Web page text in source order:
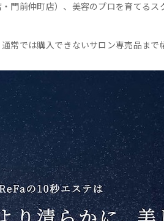
門前仲町店）、美容のプロを育てるス
常では購入できないサロン専売品まで